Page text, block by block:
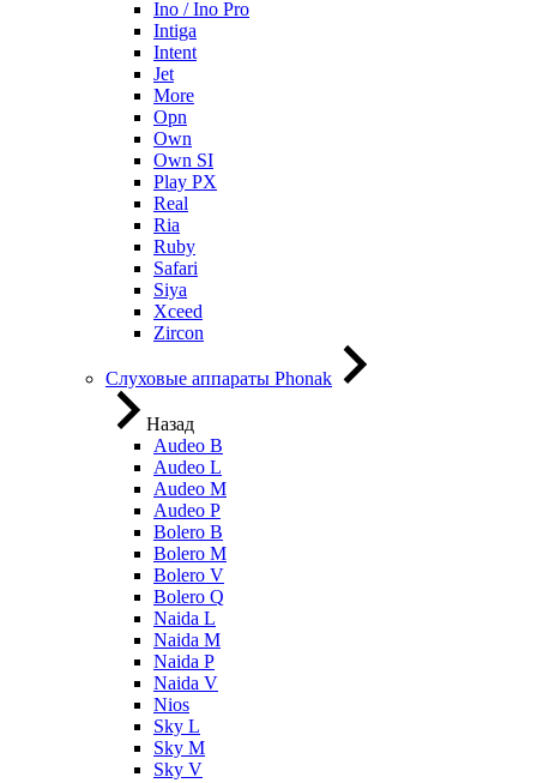
Ino / Ino Pro
Intiga
Intent
Jet
More
Opn
Own
Own SI
Play PX
Real
Ria
Ruby
Safari
Siya
Xceed
Zircon
Слуховые аппараты Phonak
Назад
Audeo B
Audeo L
Audeo М
Audeo P
Bolero B
Bolero M
Bolero V
Bolero Q
Naida L
Naida M
Naida P
Naida V
Nios
Sky L
Sky M
Sky V